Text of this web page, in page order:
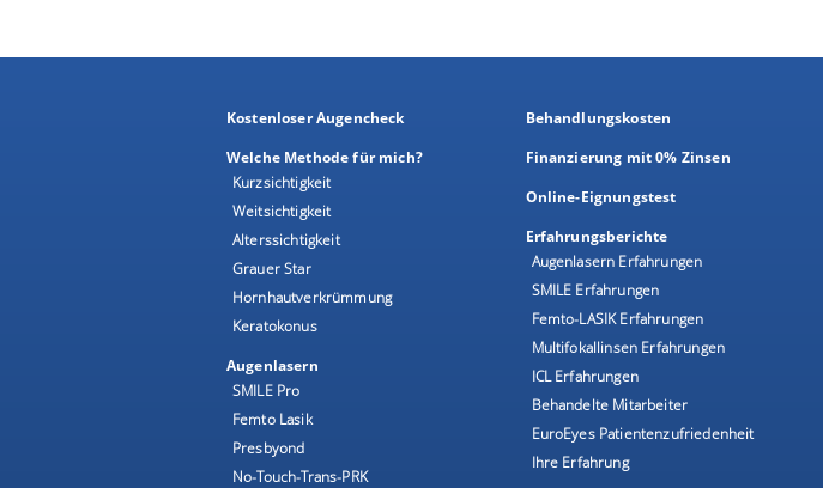
Kostenloser Augencheck
Welche Methode für mich?
Kurzsichtigkeit
Weitsichtigkeit
Alterssichtigkeit
Grauer Star
Hornhautverkrümmung
Keratokonus
Augenlasern
SMILE Pro
Femto Lasik
Presbyond
No-Touch-Trans-PRK
Behandlungskosten
Finanzierung mit 0% Zinsen
Online-Eignungstest
Erfahrungsberichte
Augenlasern Erfahrungen
SMILE Erfahrungen
Femto-LASIK Erfahrungen
Multifokallinsen Erfahrungen
ICL Erfahrungen
Behandelte Mitarbeiter
EuroEyes Patientenzufriedenheit
Ihre Erfahrung